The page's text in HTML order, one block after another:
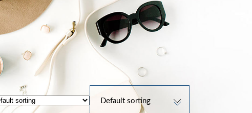
Default sorting